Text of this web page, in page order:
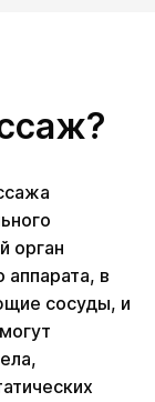
орган
в
сосуды, и